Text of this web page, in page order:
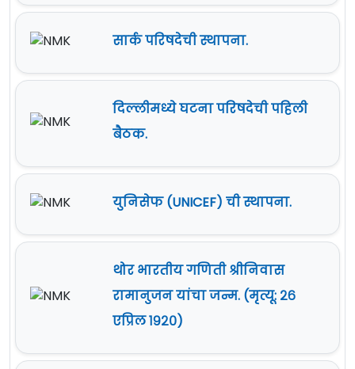
सार्क परिषदेची स्थापना.
दिल्लीमध्ये घटना परिषदेची पहिली
बैठक.
युनिसेफ (UNICEF) ची स्थापना.
थोर भारतीय गणिती श्रीनिवास
रामानुजन यांचा जन्म. (मृत्यू: २६
एप्रिल १९२०)